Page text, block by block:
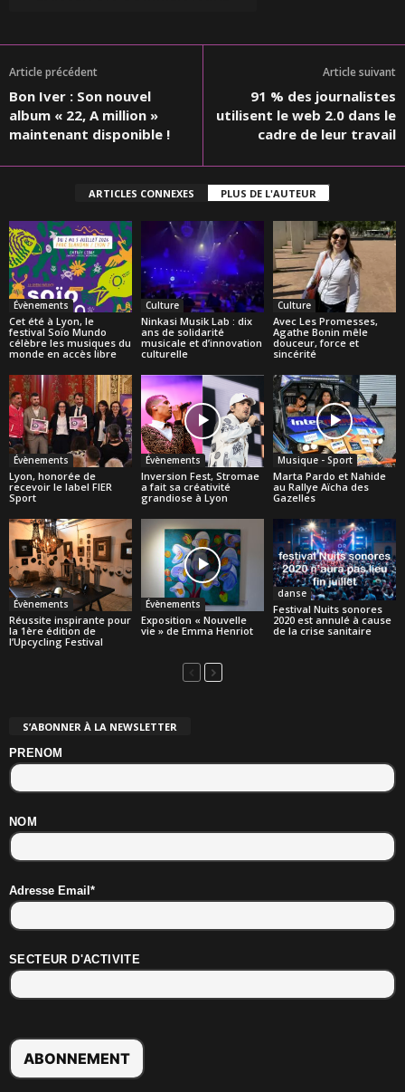
Article précédent
Bon Iver : Son nouvel
album « 22, A million »
maintenant disponible !
Article suivant
91 % des journalistes
utilisent le web 2.0 dans le
cadre de leur travail
ARTICLES CONNEXES PLUS DE L'AUTEUR
Évènements
Cet été à Lyon, le
festival Soïo Mundo
célèbre les musiques du
monde en accès libre
Culture
Ninkasi Musik Lab : dix
ans de solidarité
musicale et d’innovation
culturelle
Culture
Avec Les Promesses,
Agathe Bonin mêle
douceur, force et
sincérité
Évènements
Lyon, honorée de
recevoir le label FIER
Sport
Évènements
Inversion Fest, Stromae
a fait sa créativité
grandiose à Lyon
Musique - Sport
Marta Pardo et Nahide
au Rallye Aïcha des
Gazelles
Évènements
Réussite inspirante pour
la 1ère édition de
l’Upcycling Festival
Évènements
Exposition « Nouvelle
vie » de Emma Henriot
danse
Festival Nuits sonores
2020 est annulé à cause
de la crise sanitaire
S’ABONNER À LA NEWSLETTER
PRENOM
NOM
Adresse Email*
SECTEUR D'ACTIVITE